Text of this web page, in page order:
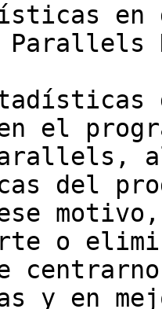
en
el
del
o
y en